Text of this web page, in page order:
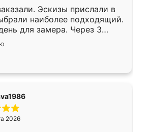
Эскизы прислали в
наиболее подходящий.
для замера. Через 3
уже готова. Остались
Спасибо Ренессанс
работу!
2026